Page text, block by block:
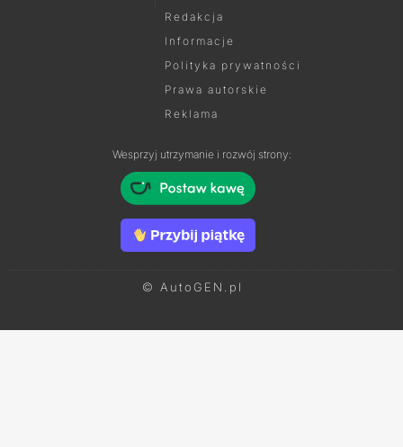
Redakcja
Informacje
Polityka prywatności
Prawa autorskie
Reklama
Wesprzyj utrzymanie i rozwój strony:
© AutoGEN.pl